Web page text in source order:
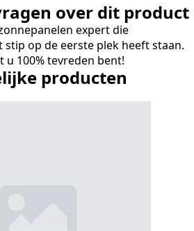
capaciteitsprobleem.
aansluiting via de
betekende een fors
en hoger vastrecht. Via
bereikten we hetzelfde
kwart van die kosten,
over dit product
expert die
op de eerste plek heeft staan.
100% tevreden bent!
producten